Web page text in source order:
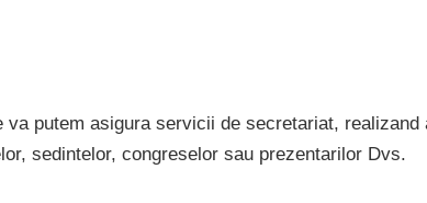
putem asigura servicii de secretariat, realizand
sedintelor, congreselor sau prezentarilor Dvs.